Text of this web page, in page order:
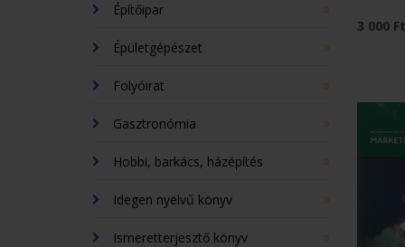
Építőipar
Épületgépészet
Folyóirat
Gasztronómia
Hobbi, barkács, házépítés
Idegen nyelvű könyv
Ismeretterjesztő könyv
3 000 Ft